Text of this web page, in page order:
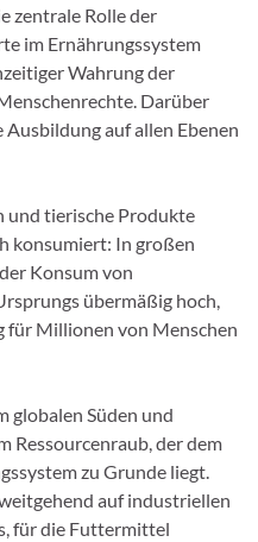
zentrale Rolle der
im Ernährungssystem
Wahrung der
Darüber
auf allen Ebenen
und tierische Produkte
konsumiert: In großen
Konsum von
übermäßig hoch,
für Millionen von Menschen
globalen Süden und
Ressourcenraub, der dem
zu Grunde liegt.
auf industriellen
für die Futtermittel